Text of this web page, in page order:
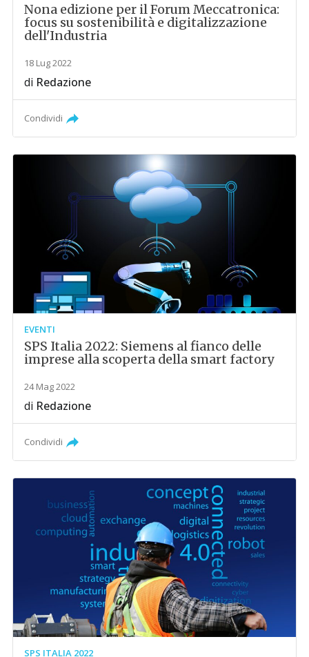
Nona edizione per il Forum Meccatronica:
focus su sostenibilità e digitalizzazione
dell'Industria
18 Lug 2022
di Redazione
Condividi
EVENTI
SPS Italia 2022: Siemens al fianco delle
imprese alla scoperta della smart factory
24 Mag 2022
di Redazione
Condividi
SPS ITALIA 2022